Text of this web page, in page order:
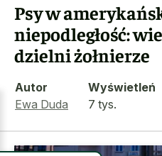
Psy w
niepodległość:
dzielni żołnierze
Autor
Ewa Duda
Wyświetleń
7 tys.